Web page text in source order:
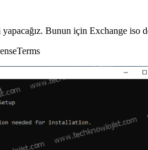
Bunun için Exchange iso